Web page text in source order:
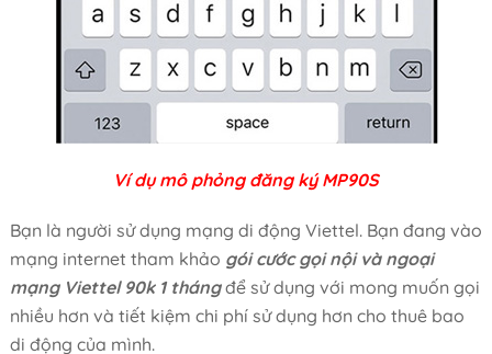
Ví dụ mô phỏng đăng ký MP90S
Bạn là người sử dụng mạng di động Viettel. Bạn đang vào
mạng internet tham khảo gói cước gọi nội và ngoại
mạng Viettel 90k 1 thángđể sử dụng với mong muốn gọi
nhiều hơn và tiết kiệm chi phí sử dụng hơn cho thuê bao
di động của mình.